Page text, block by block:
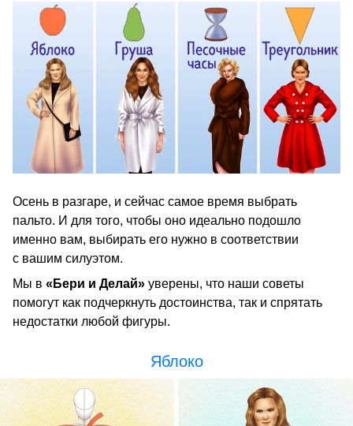
Осень в разгаре, и сейчас самое время выбрать
пальто. И для того, чтобы оно идеально подошло
именно вам, выбирать его нужно в соответствии
с вашим силуэтом.
Мы в «Бери и Делай» уверены, что наши советы
помогут как подчеркнуть достоинства, так и спрятать
недостатки любой фигуры.
Яблоко